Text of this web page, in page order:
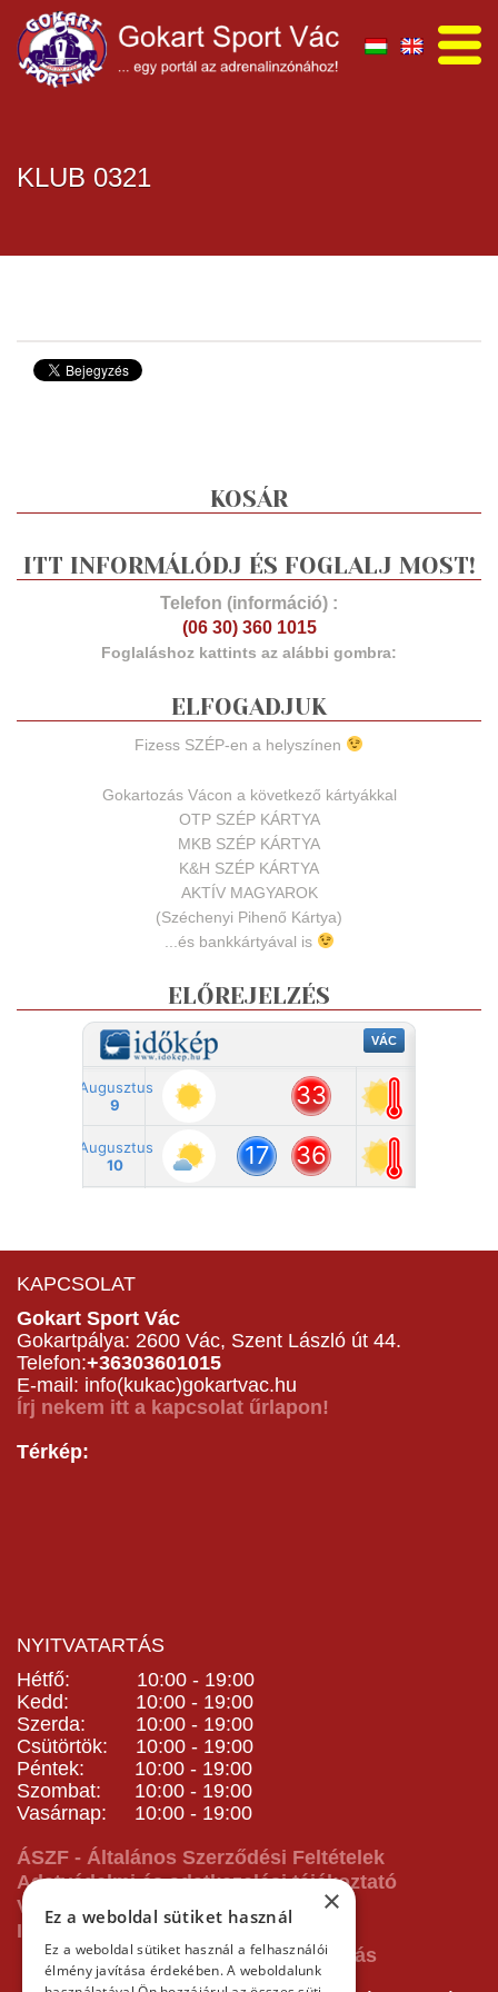
KLUB 0321
KOSÁR
ITT INFORMÁLÓDJ ÉS FOGLALJ MOST!
Telefon (információ) :
(06 30) 360 1015
Foglaláshoz kattints az alábbi gombra:
ELFOGADJUK
Fizess SZÉP-en a helyszínen
Gokartozás Vácon a következő kártyákkal
OTP SZÉP KÁRTYA
MKB SZÉP KÁRTYA
K&H SZÉP KÁRTYA
AKTÍV MAGYAROK
(Széchenyi Pihenő Kártya)
...és bankkártyával is
ELŐREJELZÉS
KAPCSOLAT
Gokart Sport Vác
Gokartpálya: 2600 Vác, Szent László út 44.
Telefon:+36303601015
E-mail: info(kukac)gokartvac.hu
Írj nekem itt a kapcsolat űrlapon!
Térkép:
NYITVATARTÁS
Hétfő: 10:00 - 19:00
Kedd: 10:00 - 19:00
Szerda: 10:00 - 19:00
Csütörtök: 10:00 - 19:00
Péntek: 10:00 - 19:00
Szombat: 10:00 - 19:00
Vasárnap: 10:00 - 19:00
ÁSZF - Általános Szerződési Feltételek
Adatvédelmi és adatkezelési tájékoztató
Vásárlás előtti tájékoztató
Impresszum
×
Ez a weboldal sütiket használ
Ez a weboldal sütiket használ a felhasználói
élmény javítása érdekében. A weboldalunk